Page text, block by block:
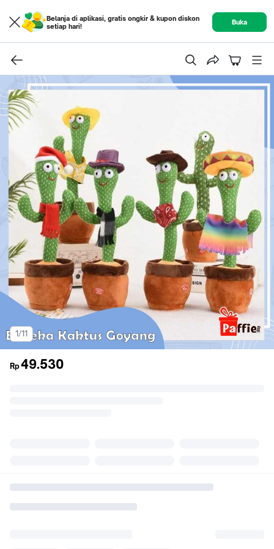
Belanja di aplikasi, gratis ongkir & kupon diskon
setiap hari!
Buka
1/11
Rp49.530